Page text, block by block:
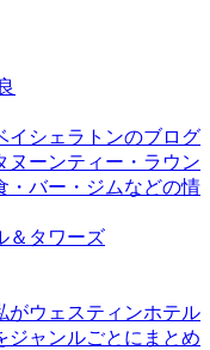
イシェラトンのブログ
ヌーンティー・ラウン
・バー・ジムなどの情
＆タワーズ
がウェスティンホテル
ジャンルごとにまとめ